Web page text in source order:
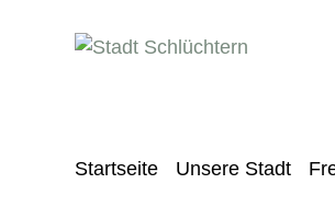
Startseite Unsere Stadt